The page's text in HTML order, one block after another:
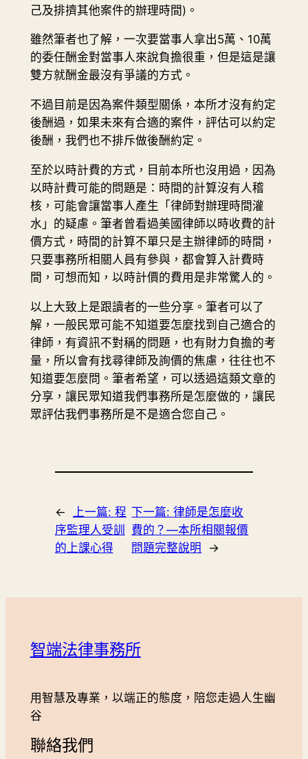
己及排擠其他案件的辦理時間)。
雖然筆者也了解，一次要當事人拿出5萬、10萬
的委任酬金對當事人來說負擔很重，但是這是讓
雙方就酬金最沒有爭議的方式。
不過目前是因為案件類型關係，本所才沒有約定
後酬過，如果未來有合適的案件，評估可以約定
後酬，我們也不排斥做後酬約定。
至於以時計費的方式，目前本所也沒用過，因為
以時計費可能的問題是：時間的計算沒有人稽
核，可能會讓當事人產生「律師對辦理時間灌
水」的疑慮。筆者曾看過美國律師以時收費的計
價方式，時間的計算不單只是主辦律師的時間，
只要事務所相關人員有參與，都會算入計費時
間，可想而知，以時計價的費用是非常驚人的。
以上大致上是跟讀者的一些分享。筆者可以了
解，一般民眾可能不知道要怎麼找到自己適合的
律師，有資訊不對稱的問題，也有財力負擔的考
量，所以會有找尋律師及詢價的焦慮，往往也不
知道要怎麼問。筆者希望，可以透過這類文章的
分享，讓民眾知道我們事務所是怎麼做的，讓民
眾評估我們事務所是不是適合您自己。
← 上一篇: 程
序監理人受訓
的上課心得
下一篇:律師是怎麼收
費的？—本所相關報價
問題完整說明
→
智端法律事務所
用智慧及專業，以端正的態度，陪您走過人生幽
谷
聯絡我們